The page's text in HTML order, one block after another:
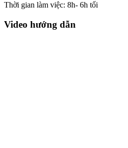
Thời gian làm việc: 8h- 6h tối
Video hướng dẫn